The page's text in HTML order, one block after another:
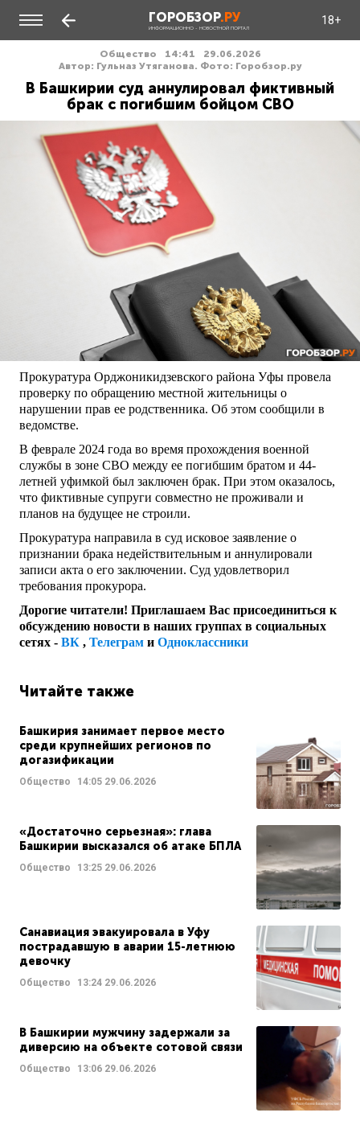
ГОРОБЗОР.РУ
ИНФОРМАЦИОННО - НОВОСТНОЙ ПОРТАЛ
18+
Общество 14:41
29.06.2026
Автор: Гульназ Утяганова. Фото: Горобзор.ру
В Башкирии суд аннулировал фиктивный
брак с погибшим бойцом СВО
Прокуратура Орджоникидзевского района Уфы провела
проверку по обращению местной жительницы о
нарушении прав ее родственника. Об этом сообщили в
ведомстве.
В феврале 2024 года во время прохождения военной
службы в зоне СВО между ее погибшим братом и 44-
летней уфимкой был заключен брак. При этом оказалось,
что фиктивные супруги совместно не проживали и
планов на будущее не строили.
Прокуратура направила в суд исковое заявление о
признании брака недействительным и аннулировали
записи акта о его заключении. Суд удовлетворил
требования прокурора.
Дорогие читатели! Приглашаем Вас присоединиться к
обсуждению новости в наших группах в социальных
сетях - ВК , Телеграм и Одноклассники
Читайте также
Башкирия занимает первое место
среди крупнейших регионов по
догазификации
Общество 14:05 29.06.2026
«Достаточно серьезная»: глава
Башкирии высказался об атаке БПЛА
Общество 13:25 29.06.2026
Санавиация эвакуировала в Уфу
пострадавшую в аварии 15-летнюю
девочку
Общество 13:24 29.06.2026
В Башкирии мужчину задержали за
диверсию на объекте сотовой связи
Общество 13:06 29.06.2026